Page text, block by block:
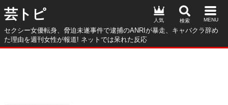
芸トピ
セクシー女優転身、脅迫未遂事件で逮捕のANRIが暴走、キャバクラ辞め
た理由を週刊女性が報道! ネットでは呆れた反応
人気